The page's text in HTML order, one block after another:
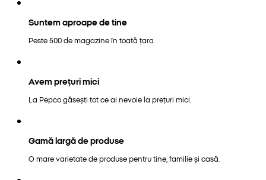
Suntem aproape de tine
Peste 500 de magazine în toată țara.
Avem prețuri mici
La Pepco găsești tot ce ai nevoie la prețuri mici.
Gamă largă de produse
O mare varietate de produse pentru tine, familie și casă.